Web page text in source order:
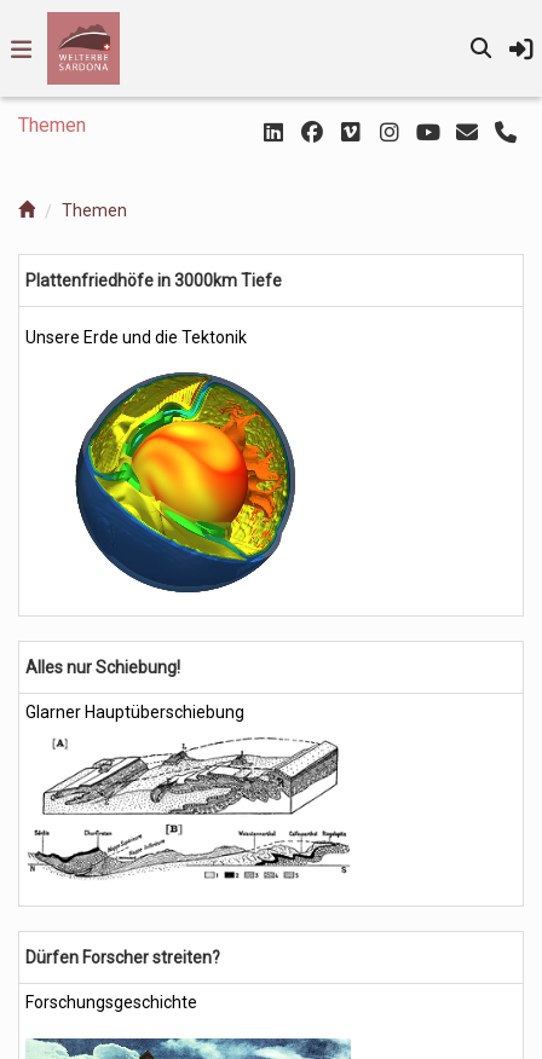
Themen
Themen
Plattenfriedhöfe in 3000km Tiefe
Unsere Erde und die Tektonik
Alles nur Schiebung!
Glarner Hauptüberschiebung
Dürfen Forscher streiten?
Forschungsgeschichte